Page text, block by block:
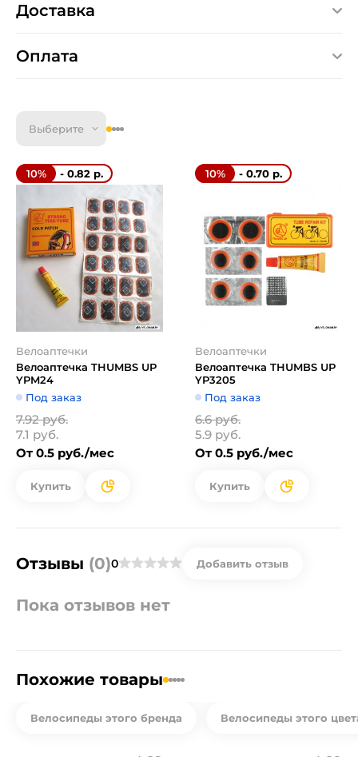
Доставка
Оплата
Выберите
10% - 0.82 р.
Велоаптечки
Велоаптечка THUMBS UP
YPM24
Под заказ
7.92 руб.
7.1 руб.
От 0.5 руб./мес
Купить
10% - 0.70 р.
Велоаптечки
Велоаптечка THUMBS UP
YP3205
Под заказ
6.6 руб.
5.9 руб.
От 0.5 руб./мес
Купить
Отзывы (0)0 Добавить отзыв
Пока отзывов нет
Похожие товары
Велосипеды этого бренда Велосипеды этого